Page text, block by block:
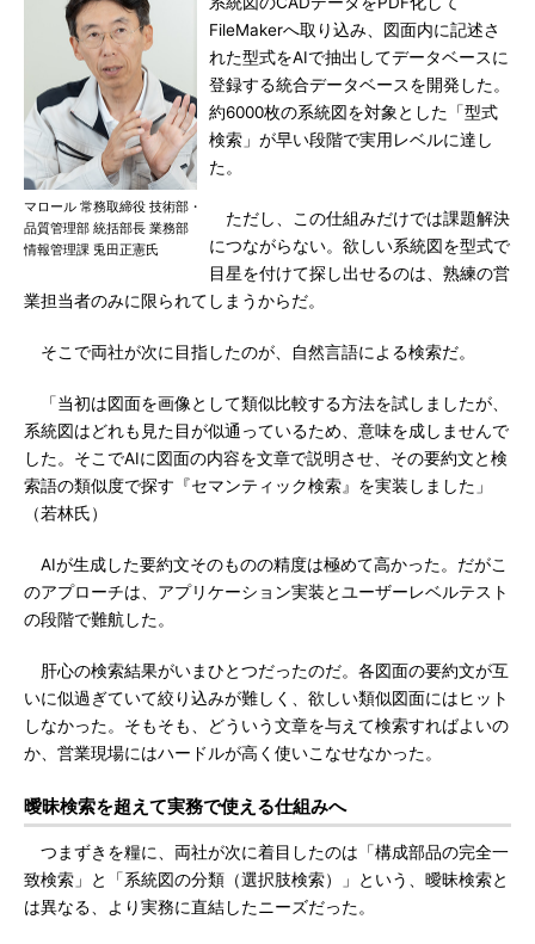
マロール 常務取締役 技術部・
品質管理部 統括部長 業務部
情報管理課 兎田正憲氏
FileMakerへ取り込み、図面内に記述さ
れた型式をAIで抽出してデータベースに
登録する統合データベースを開発した。
約6000枚の系統図を対象とした「型式
検索」が早い段階で実用レベルに達し
た。
ただし、この仕組みだけでは課題解決
につながらない。欲しい系統図を型式で
目星を付けて探し出せるのは、熟練の営
業担当者のみに限られてしまうからだ。
そこで両社が次に目指したのが、自然言語による検索だ。
「当初は図面を画像として類似比較する方法を試しましたが、
系統図はどれも見た目が似通っているため、意味を成しませんで
した。そこでAIに図面の内容を文章で説明させ、その要約文と検
索語の類似度で探す『セマンティック検索』を実装しました」
（若林氏）
AIが生成した要約文そのものの精度は極めて高かった。だがこ
のアプローチは、アプリケーション実装とユーザーレベルテスト
の段階で難航した。
肝心の検索結果がいまひとつだったのだ。各図面の要約文が互
いに似過ぎていて絞り込みが難しく、欲しい類似図面にはヒット
しなかった。そもそも、どういう文章を与えて検索すればよいの
か、営業現場にはハードルが高く使いこなせなかった。
曖昧検索を超えて実務で使える仕組みへ
つまずきを糧に、両社が次に着目したのは「構成部品の完全一
致検索」と「系統図の分類（選択肢検索）」という、曖昧検索と
は異なる、より実務に直結したニーズだった。